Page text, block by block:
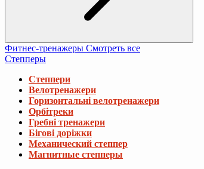
Фитнес-тренажеры Смотреть все
Степперы
Степпери
Велотренажери
Горизонтальні велотренажери
Орбітреки
Гребні тренажери
Бігові доріжки
Механический степпер
Магнитные степперы